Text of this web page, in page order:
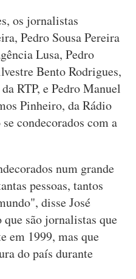
os jornalistas
Pedro Sousa Pereira
Lusa, Pedro
Bento Rodrigues,
RTP, e Pedro Manuel
Pinheiro, da Rádio
condecorados com a
num grande
pessoas, tantos
disse José
são jornalistas que
em 1999, mas que
do país durante